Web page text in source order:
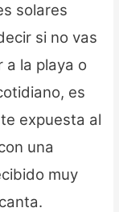
solares
si no vas
a la playa o
es
expuesta al
una
muy